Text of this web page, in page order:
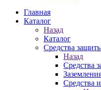
Главная
Каталог
Назад
Каталог
Средства
Назад
Средства
Средства